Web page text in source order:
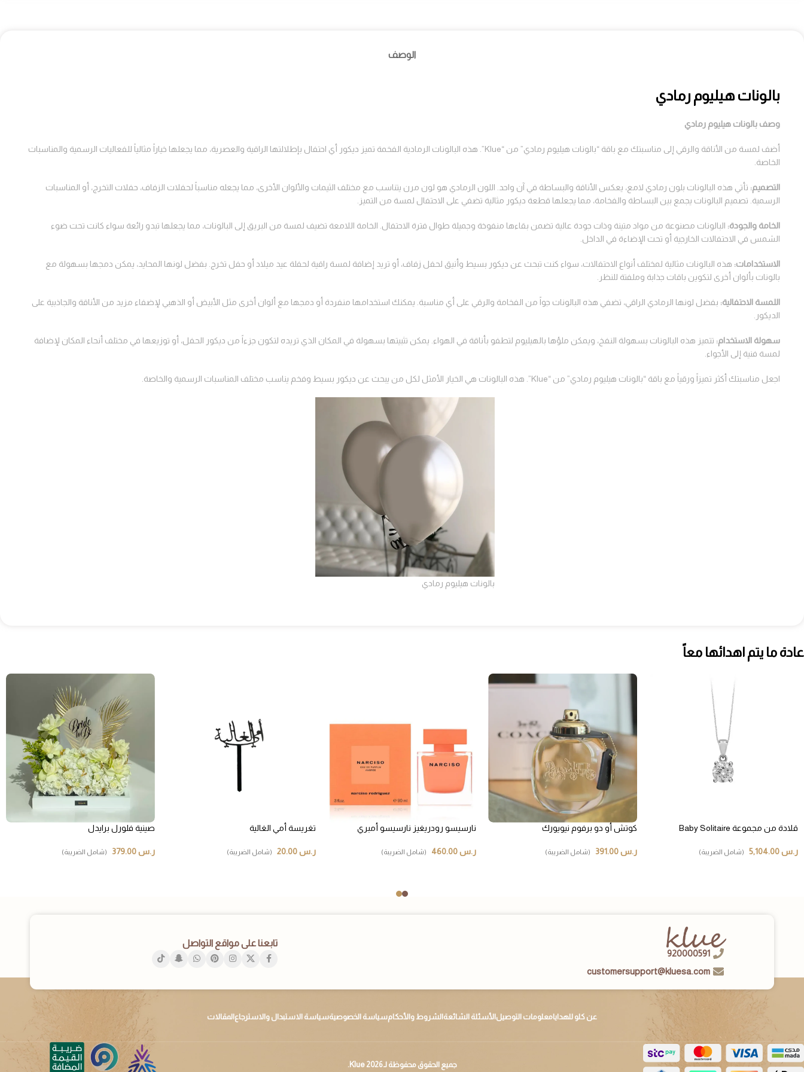
الوصف
بالونات هيليوم رمادي
وصف بالونات هيليوم رمادي
أضف لمسة من الأناقة والرقي إلى مناسبتك مع باقة “بالونات هيليوم رمادي” من “Klue”. هذه البالونات الرمادية الفخمة تميز ديكور أي احتفال بإطلالتها الراقية والعصرية، مما يجعلها خياراً مثالياً للفعاليات الرسمية والمناسبات
الخاصة.
التصميم: تأتي هذه البالونات بلون رمادي لامع، يعكس الأناقة والبساطة في آن واحد. اللون الرمادي هو لون مرن يتناسب مع مختلف الثيمات والألوان الأخرى، مما يجعله مناسباً لحفلات الزفاف، حفلات التخرج، أو المناسبات
الرسمية. تصميم البالونات يجمع بين البساطة والفخامة، مما يجعلها قطعة ديكور مثالية تضفي على الاحتفال لمسة من التميز.
الخامة والجودة: البالونات مصنوعة من مواد متينة وذات جودة عالية تضمن بقاءها منفوخة وجميلة طوال فترة الاحتفال. الخامة اللامعة تضيف لمسة من البريق إلى البالونات، مما يجعلها تبدو رائعة سواء كانت تحت ضوء
الشمس في الاحتفالات الخارجية أو تحت الإضاءة في الداخل.
الاستخدامات: هذه البالونات مثالية لمختلف أنواع الاحتفالات، سواء كنت تبحث عن ديكور بسيط وأنيق لحفل زفاف، أو تريد إضافة لمسة راقية لحفلة عيد ميلاد أو حفل تخرج. بفضل لونها المحايد، يمكن دمجها بسهولة مع
بالونات بألوان أخرى لتكوين باقات جذابة وملفتة للنظر.
اللمسة الاحتفالية: بفضل لونها الرمادي الراقي، تضفي هذه البالونات جواً من الفخامة والرقي على أي مناسبة. يمكنك استخدامها منفردة أو دمجها مع ألوان أخرى مثل الأبيض أو الذهبي لإضفاء مزيد من الأناقة والجاذبية على
الديكور.
سهولة الاستخدام: تتميز هذه البالونات بسهولة النفخ، ويمكن ملؤها بالهيليوم لتطفو بأناقة في الهواء. يمكن تثبيتها بسهولة في المكان الذي تريده لتكون جزءاً من ديكور الحفل، أو توزيعها في مختلف أنحاء المكان لإضافة
لمسة فنية إلى الأجواء.
اجعل مناسبتك أكثر تميزاً ورقياً مع باقة “بالونات هيليوم رمادي” من “Klue”. هذه البالونات هي الخيار الأمثل لكل من يبحث عن ديكور بسيط وفخم يناسب مختلف المناسبات الرسمية والخاصة.
بالونات هيليوم رمادي
عادة ما يتم اهدائها معاً
قلادة من مجموعة Baby Solitaire
ر.س (شامل الضريبة)
كوتش أو دو برفوم نيويورك
ر.س391.00 (شامل الضريبة)
نارسيسو رودريغيز نارسيسو أمبري
ر.س460.00 (شامل الضريبة)
تغريسة أمي الغالية
ر.س20.00 (شامل الضريبة)
صينية فلورل برايدل
ر.س379.00 (شامل الضريبة)
920000591
customersupport@kluesa.com
تابعنا على مواقع التواصل
عن كلو للهدايامعلومات التوصيلالأسئلة الشائعةالشروط والأحكامسياسة الخصوصيةسياسة الاستبدال والاسترجاعالمقالات
جميع الحقوق محفوظة لـ 2026 Klue.